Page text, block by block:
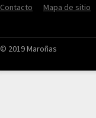
Contacto Mapa de sitio
© 2019 Maroñas